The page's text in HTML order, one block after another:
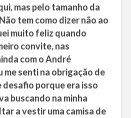
mas pelo tamanho da
tem como dizer não ao
muito feliz quando
convite, nas
com o André
me senti na obrigação de
desafio porque era isso
buscando na minha
a vestir uma camisa de